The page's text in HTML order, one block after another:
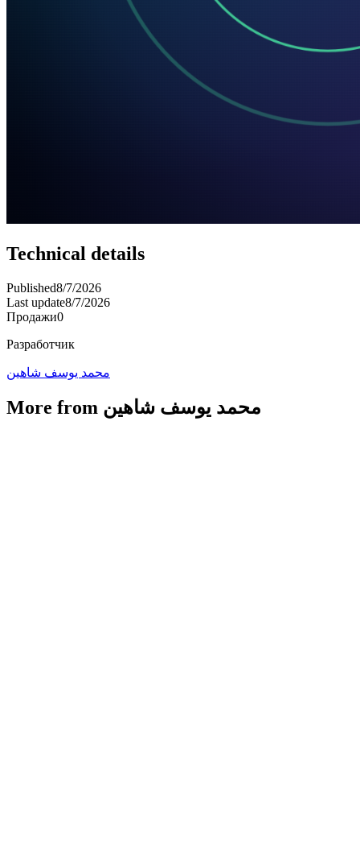
Technical details
Published8/7/2026
Last update8/7/2026
Продажи0
Разработчик
محمد يوسف شاهين
More from محمد يوسف شاهين